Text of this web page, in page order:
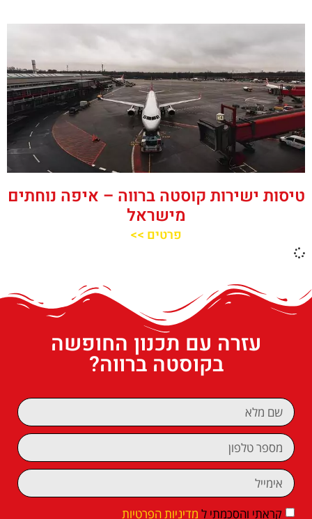
טיסות ישירות קוסטה ברווה – איפה נוחתים
מישראל
פרטים >>
עזרה עם תכנון החופשה
בקוסטה ברווה?
קראתי והסכמתי ל מדיניות הפרטיות